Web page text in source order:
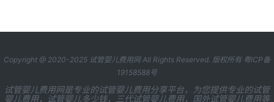
Copyright @ 2020-2025 试管婴儿费用网All Rights Reserved. 版权所有 粤ICP备
19158588号
试管婴儿费用网是专业的试管婴儿费用分享平台，为您提供专业的试管
婴儿费用，试管婴儿多少钱，三代试管婴儿费用，国外试管婴儿费用等